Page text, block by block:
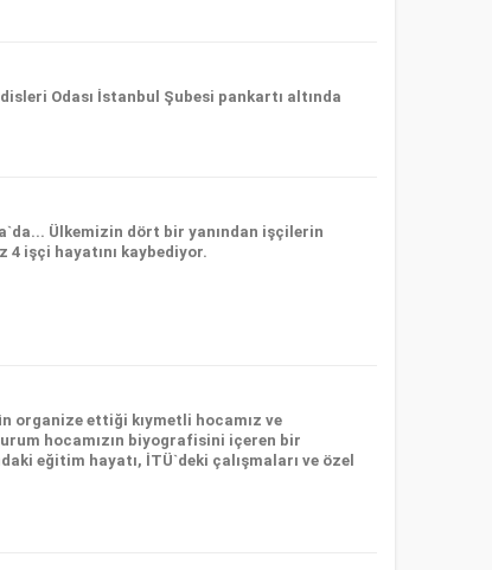
Odası İstanbul Şubesi pankartı altında
Ülkemizin dört bir yanından işçilerin
işçi hayatını kaybediyor.
organize ettiği kıymetli hocamız ve
hocamızın biyografisini içeren bir
eğitim hayatı, İTÜ`deki çalışmaları ve özel